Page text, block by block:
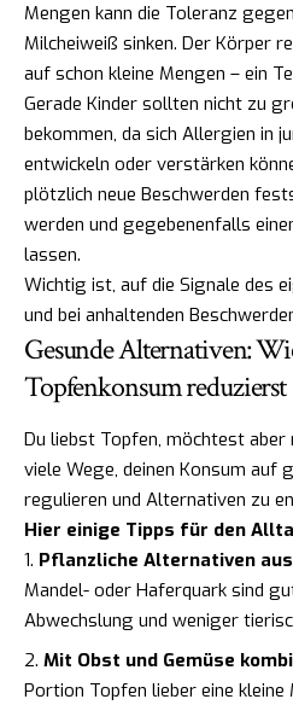
Mengen kann die Toleranz
Milcheiweiß sinken. Der Körper
auf schon kleine Mengen – ein
Gerade Kinder sollten nicht zu
bekommen, da sich Allergien in
entwickeln oder verstärken
plötzlich neue Beschwerden
werden und gegebenenfalls
lassen.
Wichtig ist, auf die Signale des
und bei anhaltenden
Gesunde Alternativen:
Topfenkonsum reduzierst
Du liebst Topfen, möchtest
viele Wege, deinen Konsum auf
regulieren und Alternativen zu
Hier einige Tipps für den
Pflanzliche Alternativen
Mandel- oder Haferquark sind
Abwechslung und weniger
Mit Obst und Gemüse
Portion Topfen lieber eine